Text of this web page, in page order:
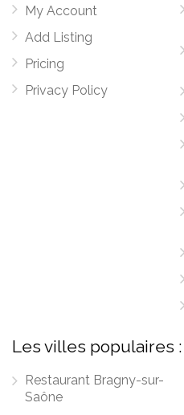
My Account
Add Listing
Pricing
Privacy Policy
Les villes populaires :
Restaurant Bragny-sur-
Saône